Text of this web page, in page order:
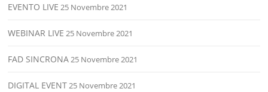
EVENTO LIVE 25 Novembre 2021
WEBINAR LIVE 25 Novembre 2021
FAD SINCRONA25 Novembre 2021
DIGITAL EVENT25 Novembre 2021